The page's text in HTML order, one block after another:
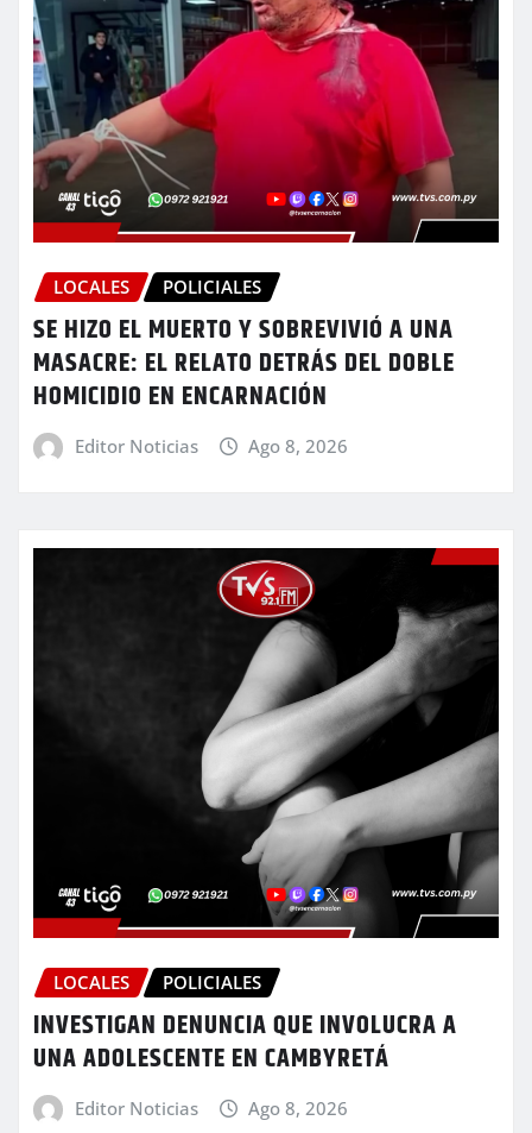
LOCALES POLICIALES
SE HIZO EL MUERTO Y SOBREVIVIÓ A UNA
MASACRE: EL RELATO DETRÁS DEL DOBLE
HOMICIDIO EN ENCARNACIÓN
Editor Noticias Ago 8, 2026
LOCALES POLICIALES
INVESTIGAN DENUNCIA QUE INVOLUCRA A
UNA ADOLESCENTE EN CAMBYRETÁ
Editor Noticias Ago 8, 2026